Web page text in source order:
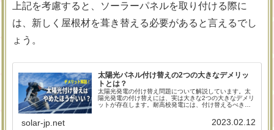
上記を考慮すると、ソーラーパネルを取り付ける際に
は、新しく屋根材を葺き替える必要があると言えるでし
ょう。
太陽光パネル付け替えの2つの大きなデメリッ
トとは？
太陽光発電の付け替え問題について解説しています。太
陽光発電の付け替えには、実は大きな2つの大きなデメリ
ットが存在します。耐高校発電には、付け替えるべきタ
なたが付け替えるべきタイミングがどうか確認すること
solar-jp.net 2023.02.12